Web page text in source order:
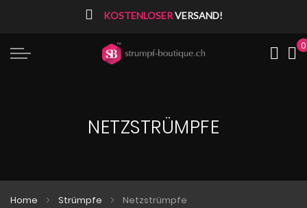
KOSTENLOSERVERSAND!
0
NETZSTRÜMPFE
Home Strümpfe Netzstrümpfe